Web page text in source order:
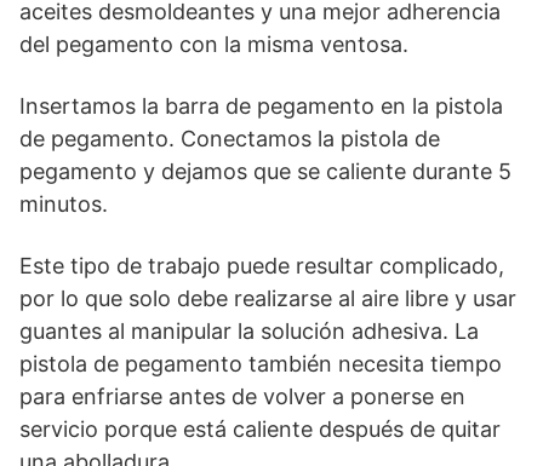
aceites desmoldeantes y una mejor adherencia
del pegamento con la misma ventosa.
Insertamos la barra de pegamento en la pistola
de pegamento. Conectamos la pistola de
pegamento y dejamos que se caliente durante 5
minutos.
Este tipo de trabajo puede resultar complicado,
por lo que solo debe realizarse al aire libre y usar
guantes al manipular la solución adhesiva. La
pistola de pegamento también necesita tiempo
para enfriarse antes de volver a ponerse en
servicio porque está caliente después de quitar